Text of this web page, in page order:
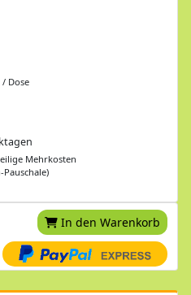
Dose
Mehrkosten
In den Warenkorb